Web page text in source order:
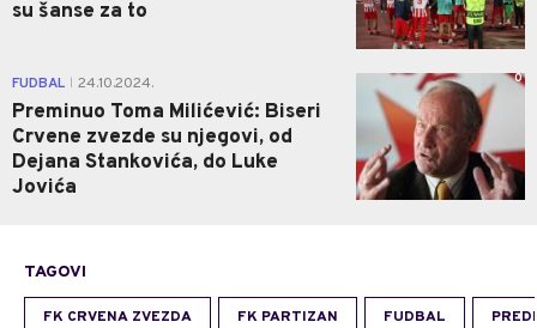
su šanse za to
FUDBAL 24.10.2024.
Preminuo Toma Milićević: Biseri
Crvene zvezde su njegovi, od
Dejana Stankovića, do Luke
Jovića
0
TAGOVI
FK CRVENA ZVEZDA FK PARTIZAN FUDBAL